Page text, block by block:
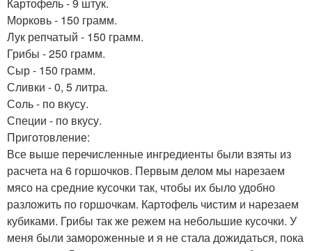
Морковь - 150 грамм.
Лук репчатый - 150 грамм.
Грибы - 250 грамм.
Сыр - 150 грамм.
Сливки - 0, 5 литра.
Соль - по вкусу.
Специи - по вкусу.
Приготовление:
Все выше перечисленные ингредиенты были взяты из
расчета на 6 горшочков. Первым делом мы нарезаем
мясо на средние кусочки так, чтобы их было удобно
разложить по горшочкам. Картофель чистим и нарезаем
кубиками. Грибы так же режем на небольшие кусочки. У
меня были замороженные и я не стала дожидаться, пока